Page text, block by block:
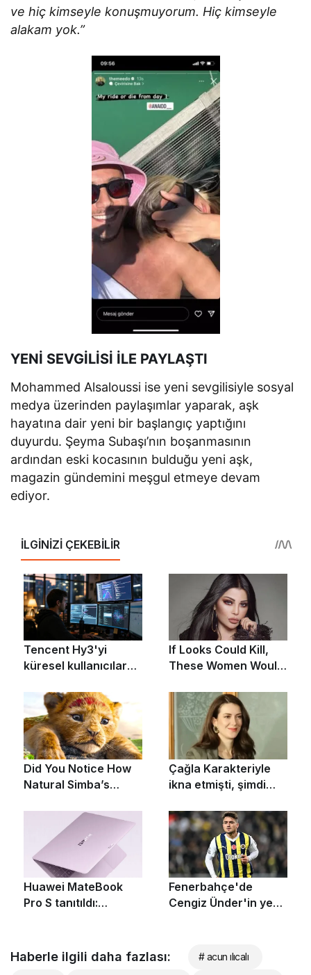
ve hiç kimseyle konuşmuyorum. Hiç kimseyle
alakam yok.”
YENİ SEVGİLİSİ İLE PAYLAŞTI
Mohammed Alsaloussi ise yeni sevgilisiyle sosyal
medya üzerinden paylaşımlar yaparak, aşk
hayatına dair yeni bir başlangıç yaptığını
duyurdu. Şeyma Subaşı’nın boşanmasının
ardından eski kocasının bulduğu yeni aşk,
magazin gündemini meşgul etmeye devam
ediyor.
Haberle ilgili daha fazlası: # acun ılıcalı